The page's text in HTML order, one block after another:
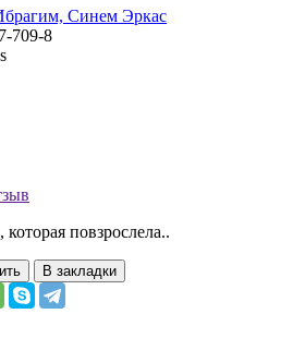
Синем Эркас
709-8
повзрослела..
В закладки